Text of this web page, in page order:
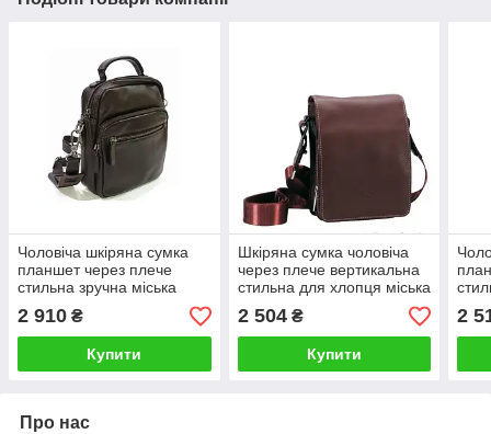
Чоловіча шкіряна сумка
планшет через плече
стильна зручна міська
Катана
2 910 ₴
Купити
Шкіряна сумка чоловіча
через плече вертикальна
стильна для хлопця міська
2 504₴
Купити
2
Про нас